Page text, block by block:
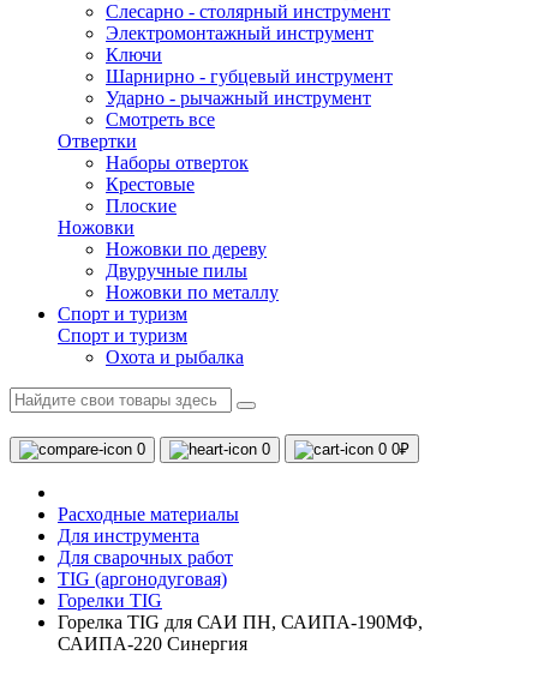
Слесарно - столярный инструмент
Электромонтажный инструмент
Ключи
Шарнирно - губцевый инструмент
Ударно - рычажный инструмент
Смотреть все
Отвертки
Наборы отверток
Крестовые
Плоские
Ножовки
Ножовки по дереву
Двуручные пилы
Ножовки по металлу
Спорт и туризм
Спорт и туризм
Охота и рыбалка
0 0 0 0₽
Расходные материалы
Для инструмента
Для сварочных работ
TIG (аргонодуговая)
Горелки TIG
Горелка TIG для САИ ПН, САИПА-190МФ,
САИПА-220 Синергия